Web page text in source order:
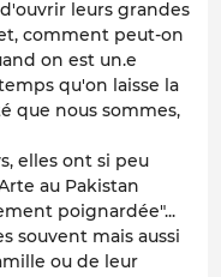
leurs grandes
comment peut-on
on est un.e
qu'on laisse la
que nous sommes,
elles ont si peu
au Pakistan
poignardée"...
souvent mais aussi
ou de leur